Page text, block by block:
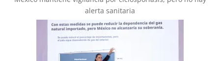
alerta sanitaria